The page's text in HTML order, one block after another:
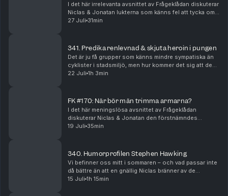
I det här irrelevanta avsnittet av Frågeklådan diskuterar
Niclas & Jonatan lukterna som känns fel att tycka om,
oenighet gällande skivat bröd, diskmaskiners uselhet,
27 Juli 31min
341. Predika renlevnad & skjuta heroin i pungen
Det är ju få grupper som känns mindre sympatiska än
cyklister i stadsmiljö, men hur kommer det sig att de
ofta är så lynniga och mästrande? Jonatan har trillat
22 Juli 1h 3min
FK #170: När bör män trimma armarna?
I det här meningslösa avsnittet av Frågeklådan
diskuterar Niclas & Jonatan den förstnämndes
enorma vändning gällande hur man bör säga ett barns
19 Juli 35min
340. Humorprofilen Stephen Hawking
Vi befinner oss mitt i sommaren – och vad passar inte
då bättre än att en gnällig Niclas bränner av de
fenomen som han stör sig allra mest på under den här
15 Juli 1h 15min